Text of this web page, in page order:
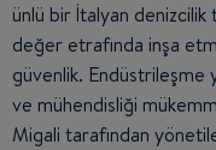
ünlü bir İtalyan denizcilik
değer etrafında inşa
güvenlik. Endüstrileşme
ve mühendisliği
Migali tarafından